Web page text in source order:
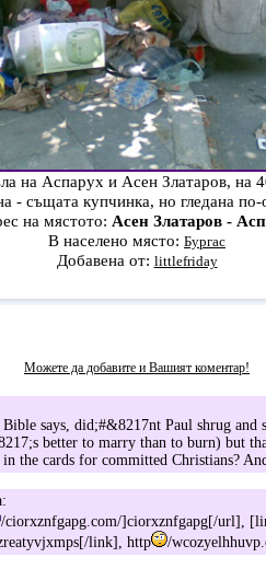
на Аспарух и Асен Златаров, на
- същата купчинка, но гледана по-
на мястото: Асен Златаров -
В населено място: Бургас
Добавена от: littlefriday
Можете да добавите и Вашият коментар!
says, did;#&8217nt Paul shrug and
better to marry than to burn) but
the cards for committed Christians?
/ciorxznfgapg.com/]ciorxznfgapg[/url],
link], http
/